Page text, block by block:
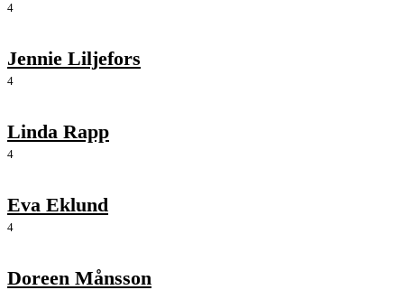
4
Jennie Liljefors
4
Linda Rapp
4
Eva Eklund
4
Doreen Månsson